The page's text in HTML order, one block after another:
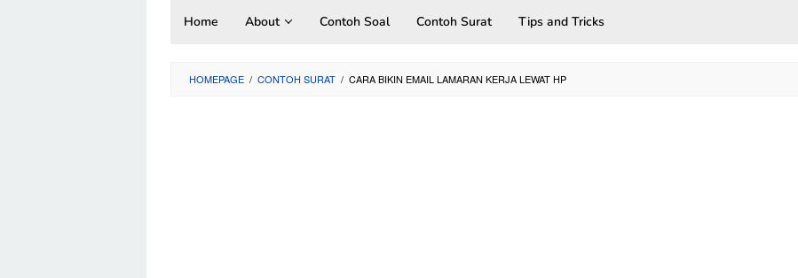
Home About Contoh Soal Contoh Surat Tips and Tricks
HOMEPAGE / CONTOH SURAT / CARA BIKIN EMAIL LAMARAN KERJA LEWAT HP